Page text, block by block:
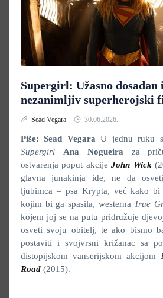
Supergirl: Užasno dosadan i
nezanimljiv superherojski
Sead Vegara 30.06.2026.
Piše: Sead Vegara U jednu ruku
Supergirl Ana Nogueira za
ostvarenja poput akcijeJohn Wick
glavna junakinja ide, ne da
ljubimca – psa Krypta, već kako bi
kojim bi ga spasila, westerna True
kojem joj se na putu pridružuje
osveti svoju obitelj, te ako bismo
postaviti i svojvrsni križanac sa
distopijskom vanserijskom akcijom
Road (2015).